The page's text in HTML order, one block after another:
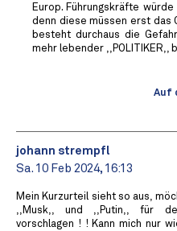
Europ. Führungskräfte
denn diese müssen erst das
besteht durchaus die
mehr lebender ,,POLITIKER,,
Auf
johann strempfl
Sa. 10 Feb 2024, 16:13
Mein Kurzurteil sieht so aus,
,,Musk,, und ,,Putin,, für
vorschlagen ! ! Kann mich nur